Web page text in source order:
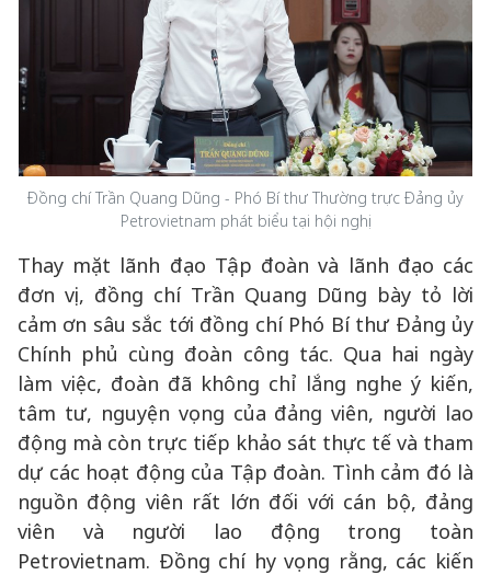
Đồng chí Trần Quang Dũng - Phó Bí thư Thường trực Đảng ủy
Petrovietnam phát biểu tại hội nghị
Thay mặt lãnh đạo Tập đoàn và lãnh đạo các
đơn vị, đồng chí Trần Quang Dũng bày tỏ lời
cảm ơn sâu sắc tới đồng chí Phó Bí thư Đảng ủy
Chính phủ cùng đoàn công tác. Qua hai ngày
làm việc, đoàn đã không chỉ lắng nghe ý kiến,
tâm tư, nguyện vọng của đảng viên, người lao
động mà còn trực tiếp khảo sát thực tế và tham
dự các hoạt động của Tập đoàn. Tình cảm đó là
nguồn động viên rất lớn đối với cán bộ, đảng
viên và người lao động trong toàn
Petrovietnam. Đồng chí hy vọng rằng, các kiến